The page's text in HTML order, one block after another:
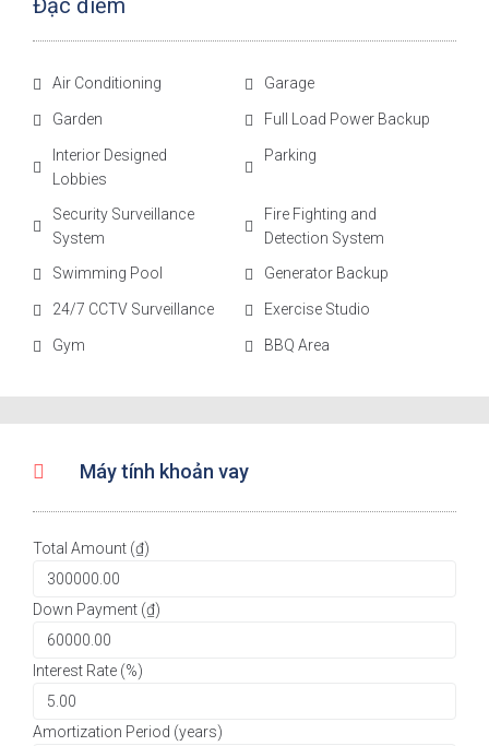
Air Conditioning Garage
Garden Full Load Power Backup
Interior Designed
Lobbies
Parking
Security Surveillance
System
Fire Fighting and
Detection System
Swimming Pool
Generator Backup
24/7 CCTV Surveillance Exercise Studio
Gym BBQ Area
Máy tính khoản vay
Total Amount (₫)
Down Payment (₫)
Interest Rate (%)
Amortization Period (years)